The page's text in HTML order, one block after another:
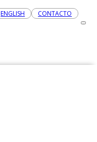
ENGLISH CONTACTO